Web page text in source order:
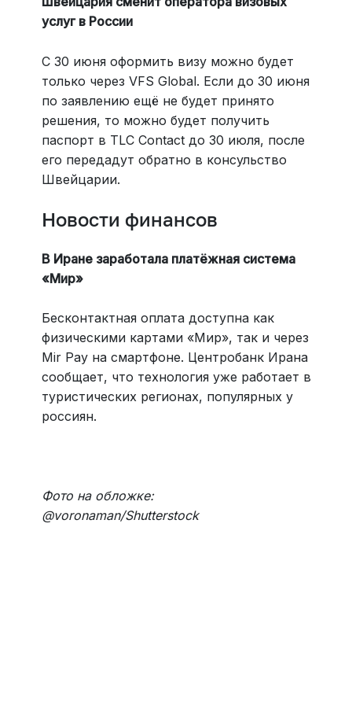
услуг в России
С 30 июня оформить визу можно будет
только через VFS Global. Если до 30 июня
по заявлению ещё не будет принято
решения, то можно будет получить
паспорт в TLC Contact до 30 июля, после
его передадут обратно в консульство
Швейцарии.
Новости финансов
В Иране заработала платёжная система
«Мир»
Бесконтактная оплата доступна как
физическими картами «Мир», так и через
Mir Pay на смартфоне. Центробанк Ирана
сообщает, что технология уже работает в
туристических регионах, популярных у
россиян.
Фото на обложке:
@voronaman/Shutterstock